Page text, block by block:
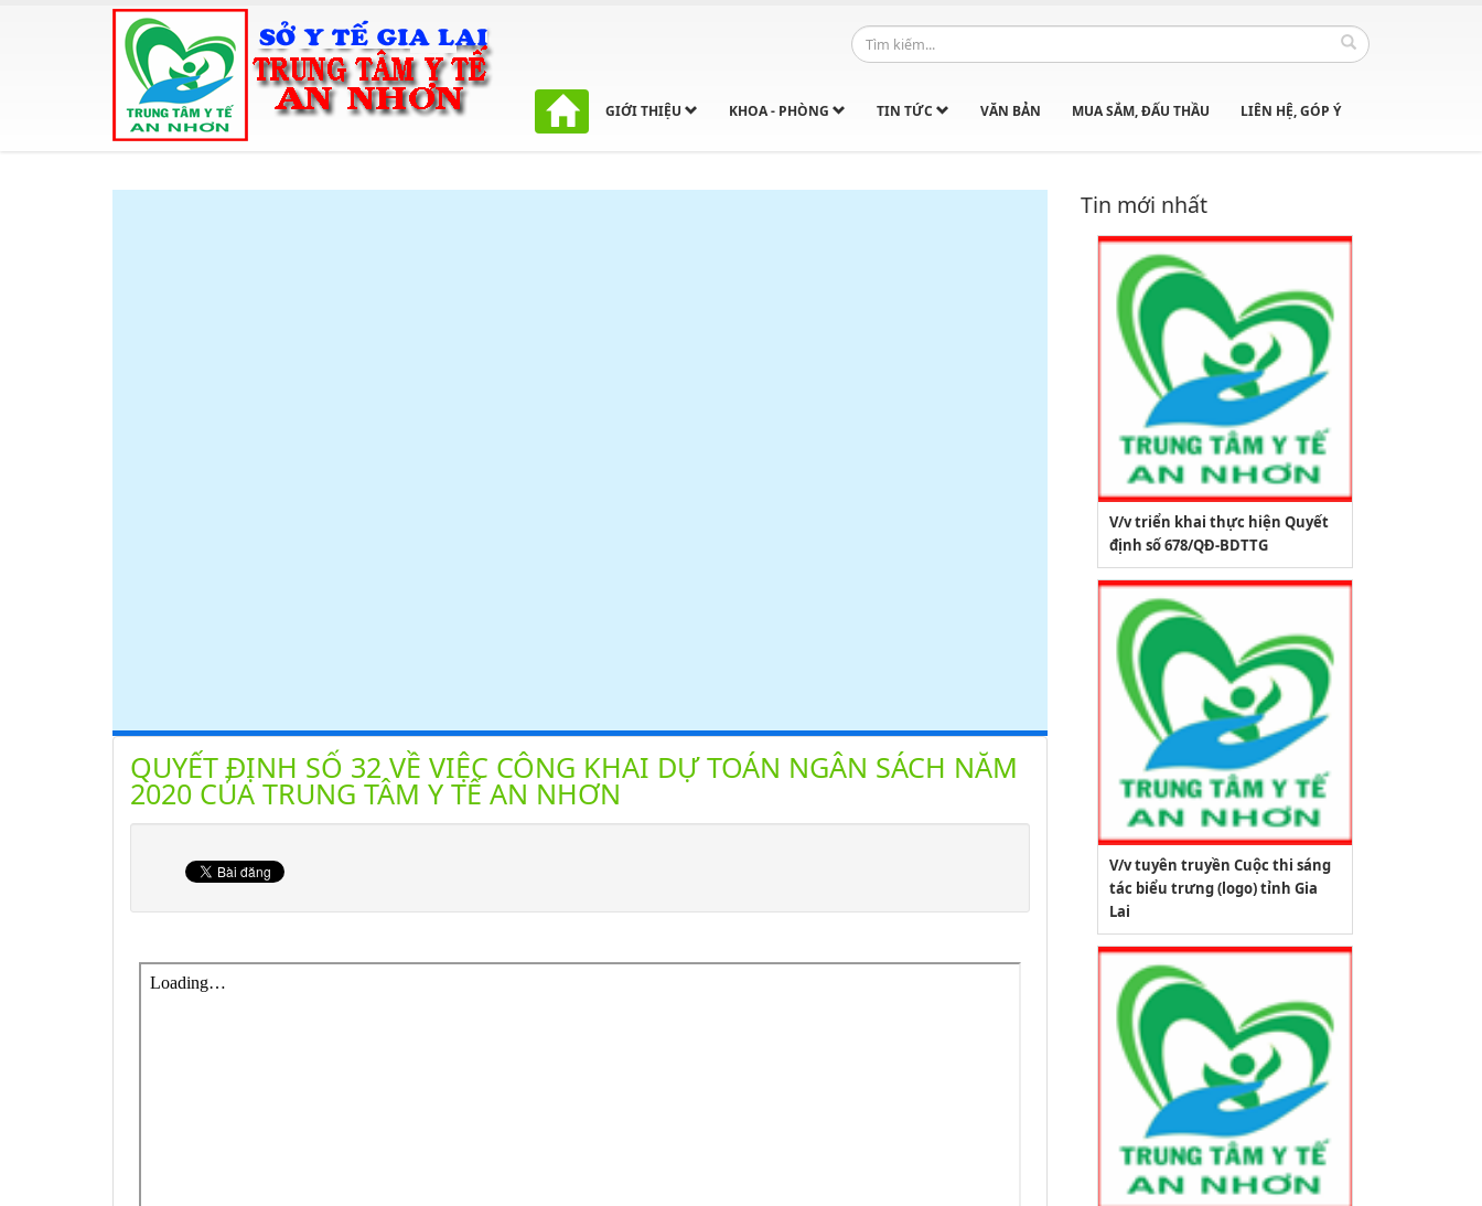
GIỚI THIỆU KHOA - PHÒNG TIN TỨC VĂN BẢN MUA SẮM, ĐẤU THẦU LIÊN HỆ, GÓP Ý
QUYẾT ĐỊNH SỐ 32 VỀ VIỆC CÔNG KHAI DỰ TOÁN NGÂN SÁCH NĂM
2020 CỦA TRUNG TÂM Y TẾ AN NHƠN
Tin mới nhất
V/v triển khai thực hiện Quyết
định số 678/QĐ-BDTTG
V/v tuyên truyền Cuộc thi sáng
tác biểu trưng (logo) tỉnh Gia
Lai